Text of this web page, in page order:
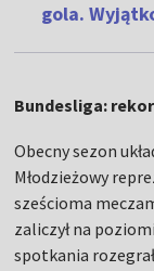
gola.
Bundesliga:
Obecny sezon
Młodzieżowy
sześcioma
zaliczył na
spotkania